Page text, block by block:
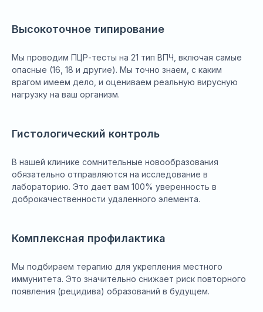
Высокоточное типирование
Мы проводим ПЦР-тесты на 21 тип ВПЧ, включая самые
опасные (16, 18 и другие). Мы точно знаем, с каким
врагом имеем дело, и оцениваем реальную вирусную
нагрузку на ваш организм.
Гистологический контроль
В нашей клинике сомнительные новообразования
обязательно отправляются на исследование в
лабораторию. Это дает вам 100% уверенность в
доброкачественности удаленного элемента.
Комплексная профилактика
Мы подбираем терапию для укрепления местного
иммунитета. Это значительно снижает риск повторного
появления (рецидива) образований в будущем.